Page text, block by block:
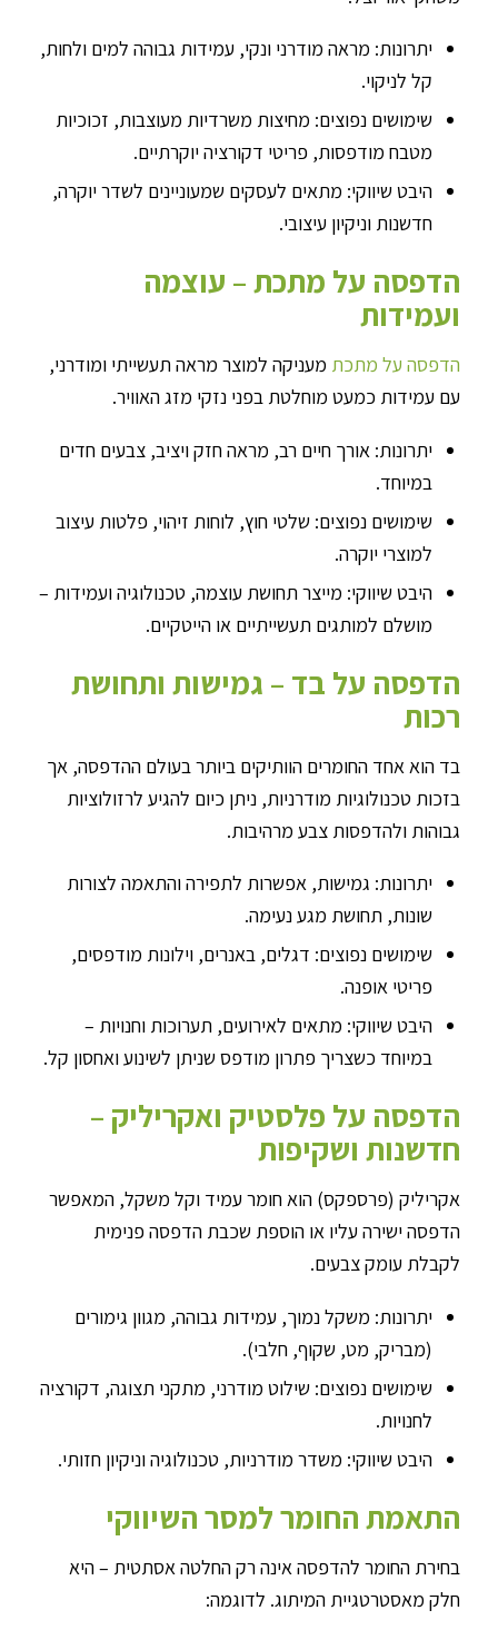
יתרונות: מראה מודרני ונקי, עמידות גבוהה למים ולחות,
קל לניקוי.
שימושים נפוצים: מחיצות משרדיות מעוצבות, זכוכיות
מטבח מודפסות, פריטי דקורציה יוקרתיים.
היבט שיווקי: מתאים לעסקים שמעוניינים לשדר יוקרה,
חדשנות וניקיון עיצובי.
הדפסה על מתכת – עוצמה
ועמידות
הדפסה על מתכת מעניקה למוצר מראה תעשייתי ומודרני,
עם עמידות כמעט מוחלטת בפני נזקי מזג האוויר.
יתרונות: אורך חיים רב, מראה חזק ויציב, צבעים חדים
במיוחד.
שימושים נפוצים: שלטי חוץ, לוחות זיהוי, פלטות עיצוב
למוצרי יוקרה.
היבט שיווקי: מייצר תחושת עוצמה, טכנולוגיה ועמידות –
מושלם למותגים תעשייתיים או הייטקיים.
הדפסה על בד – גמישות ותחושת
רכות
בד הוא אחד החומרים הוותיקים ביותר בעולם ההדפסה, אך
בזכות טכנולוגיות מודרניות, ניתן כיום להגיע לרזולוציות
גבוהות ולהדפסות צבע מרהיבות.
יתרונות: גמישות, אפשרות לתפירה והתאמה לצורות
שונות, תחושת מגע נעימה.
שימושים נפוצים: דגלים, באנרים, וילונות מודפסים,
פריטי אופנה.
היבט שיווקי: מתאים לאירועים, תערוכות וחנויות –
במיוחד כשצריך פתרון מודפס שניתן לשינוע ואחסון קל.
הדפסה על פלסטיק ואקריליק –
חדשנות ושקיפות
אקריליק (פרספקס) הוא חומר עמיד וקל משקל, המאפשר
הדפסה ישירה עליו או הוספת שכבת הדפסה פנימית
לקבלת עומק צבעים.
יתרונות: משקל נמוך, עמידות גבוהה, מגוון גימורים
(מבריק, מט, שקוף, חלבי).
שימושים נפוצים: שילוט מודרני, מתקני תצוגה, דקורציה
לחנויות.
היבט שיווקי: משדר מודרניות, טכנולוגיה וניקיון חזותי.
התאמת החומר למסר השיווקי
בחירת החומר להדפסה אינה רק החלטה אסתטית – היא
חלק מאסטרטגיית המיתוג. לדוגמה: